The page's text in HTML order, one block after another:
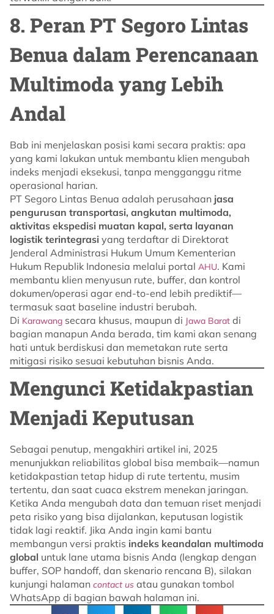
8. Peran PT Segoro Lintas
Benua dalam Perencanaan
Multimoda yang Lebih
Andal
Bab ini menjelaskan posisi kami secara praktis: apa
yang kami lakukan untuk membantu klien mengubah
indeks menjadi eksekusi, tanpa mengganggu ritme
operasional harian.
PT Segoro Lintas Benua adalah perusahaan jasa
pengurusan transportasi, angkutan multimoda,
aktivitas ekspedisi muatan kapal, serta layanan
logistik terintegrasi yang terdaftar di Direktorat
Jenderal Administrasi Hukum Umum Kementerian
Hukum Republik Indonesia melalui portal AHU. Kami
membantu klien menyusun rute, buffer, dan kontrol
dokumen/operasi agar end-to-end lebih prediktif—
termasuk saat baseline industri berubah.
Di Karawang secara khusus, maupun di Jawa Barat di
bagian manapun Anda berada, tim kami akan senang
hati untuk berdiskusi dan memetakan rute serta
mitigasi risiko sesuai kebutuhan bisnis Anda.
Mengunci Ketidakpastian
Menjadi Keputusan
Sebagai penutup, mengakhiri artikel ini, 2025
menunjukkan reliabilitas global bisa membaik—namun
ketidakpastian tetap hidup di rute tertentu, musim
tertentu, dan saat cuaca ekstrem menekan jaringan.
Ketika Anda mengubah data dan temuan riset menjadi
peta risiko yang bisa dijalankan, keputusan logistik
tidak lagi reaktif. Jika Anda ingin kami bantu
membangun versi praktis indeks keandalan multimoda
global untuk lane utama bisnis Anda (lengkap dengan
buffer, SOP handoff, dan skenario rencana B), silakan
kunjungi halaman contact us atau gunakan tombol
WhatsApp di bagian bawah halaman ini.